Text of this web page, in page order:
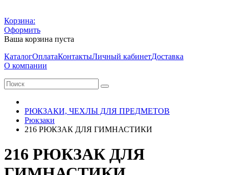
Корзина:
Оформить
Ваша корзина пуста
КаталогОплатаКонтактыЛичный кабинетДоставка
О компании
РЮКЗАКИ, ЧЕХЛЫ ДЛЯ ПРЕДМЕТОВ
Рюкзаки
216 РЮКЗАК ДЛЯ ГИМНАСТИКИ
216 РЮКЗАК ДЛЯ